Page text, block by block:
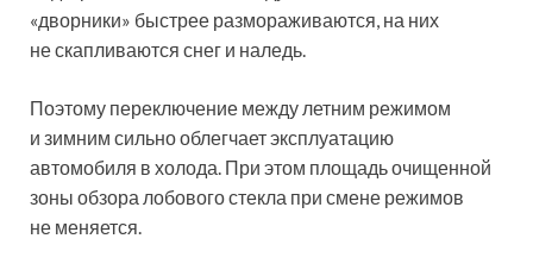
«дворники» быстрее размораживаются, на них
не скапливаются снег и наледь.
Поэтому переключение между летним режимом
и зимним сильно облегчает эксплуатацию
автомобиля в холода. При этом площадь очищенной
зоны обзора лобового стекла при смене режимов
не меняется.